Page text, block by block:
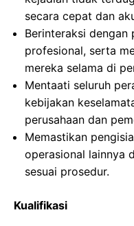
secara cepat dan
Berinteraksi dengan
profesional, serta
mereka selama di
Mentaati seluruh
kebijakan
perusahaan dan
Memastikan
operasional lainnya
sesuai prosedur.
Kualifikasi